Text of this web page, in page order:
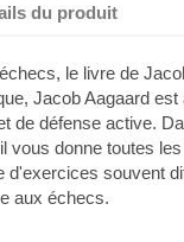
du produit
le livre de
Jacob Aagaard
de défense active.
vous donne toutes
d'exercices souvent
aux échecs.